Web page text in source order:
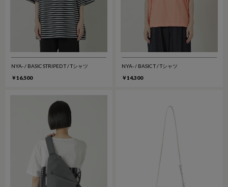
NYA- / BASIC STRIPED T / Tシャツ
￥16,500
NYA- / BASIC T / Tシャツ
￥14,300